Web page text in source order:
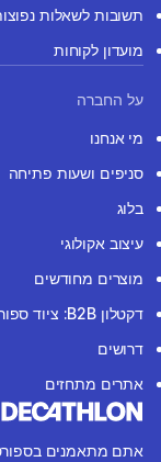
תשובות לשאלות
מועדון לקוחות
על החברה
מי אנחנו
סניפים ושעות פתיחה
בלוג
עיצוב אקולוגי
מוצרים מחודשים
דקטלון B2B: ציוד ספורט למוסדות
דרושים
אתרים מתחזים
אתם מתאמנים